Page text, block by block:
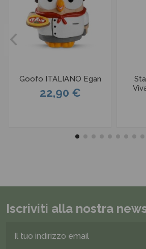
Goofo ITALIANO Egan
22,90 €
Iscriviti alla nostra